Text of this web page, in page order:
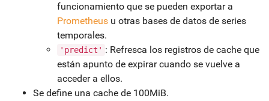
funcionamiento que se pueden exportar a
Prometheus u otras bases de datos de series
temporales.
'predict' : Refresca los registros de cache que
están apunto de expirar cuando se vuelve a
acceder a ellos.
Se define una cache de 100MiB.